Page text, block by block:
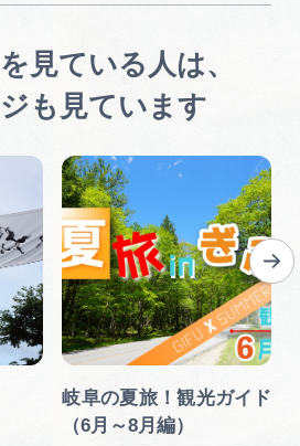
見ている人は、
も見ています
岐阜の夏旅！観光ガイド
（6月～8月編）